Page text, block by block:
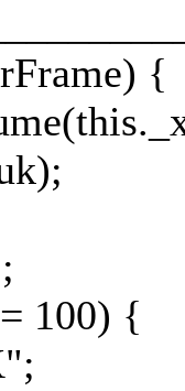
{
100) {